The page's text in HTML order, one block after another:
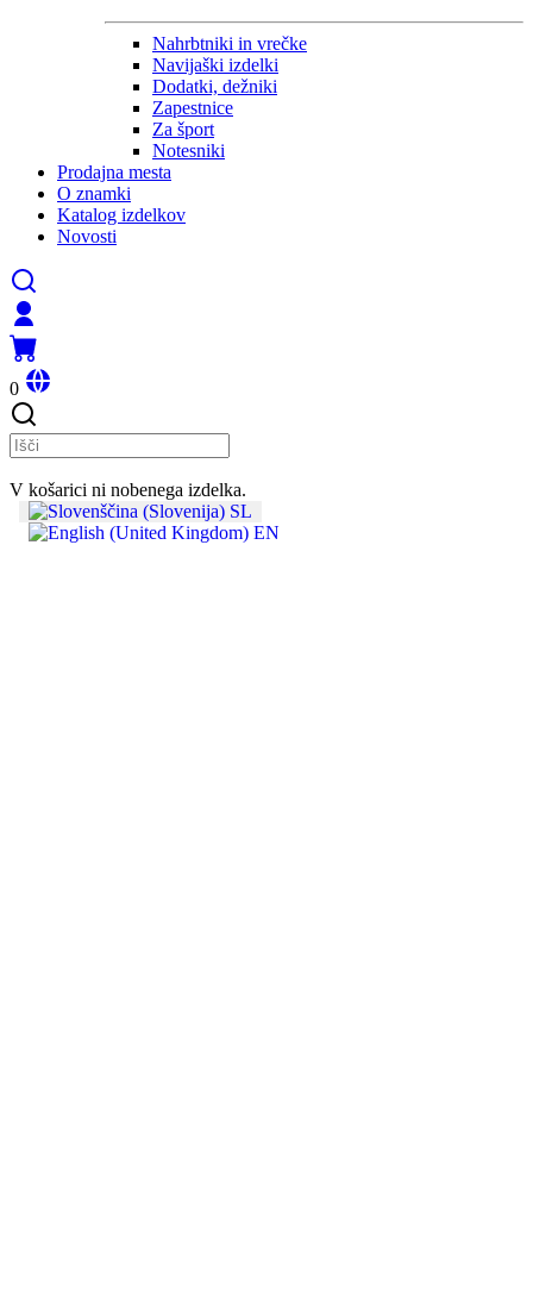
Nahrbtniki in vrečke
Navijaški izdelki
Dodatki, dežniki
Zapestnice
Za šport
Notesniki
Prodajna mesta
O znamki
Katalog izdelkov
Novosti
0
V košarici ni nobenega izdelka.
SL
EN